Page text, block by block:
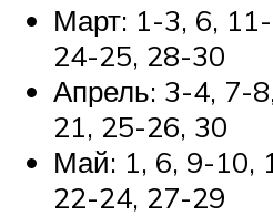
Март: 1-3, 6,
24-25, 28-30
Апрель: 3-4, 7-
21, 25-26, 30
Май: 1, 6, 9-10,
22-24, 27-29